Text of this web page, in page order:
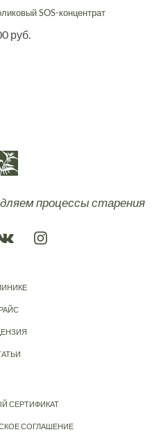
SOS-концентрат
руб.
процессы старения
СЕРТИФИКАТ
СОГЛАШЕНИЕ